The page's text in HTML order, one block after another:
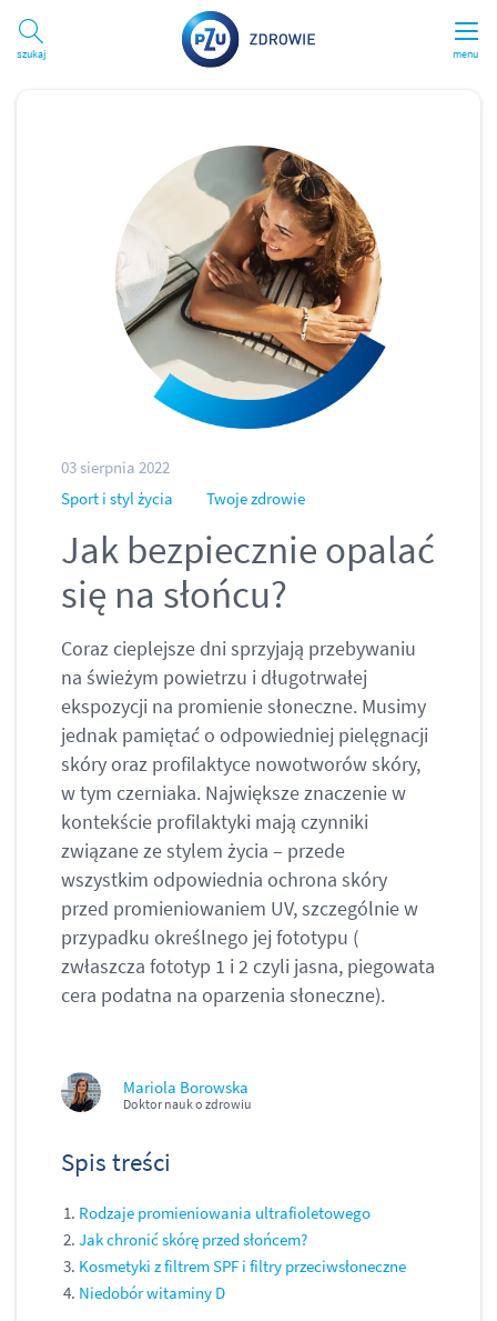
menu
Szukaj
03 sierpnia 2022
Sport i styl życia
Twoje zdrowie
Jak bezpiecznie opalać
się na słońcu?
Mariola Borowska
Doktor nauk o zdrowiu
Coraz cieplejsze dni sprzyjają przebywaniu
na świeżym powietrzu i długotrwałej
ekspozycji na promienie słoneczne. Musimy
jednak pamiętać o odpowiedniej pielęgnacji
skóry oraz profilaktyce nowotworów skóry,
w tym czerniaka. Największe znaczenie w
kontekście profilaktyki mają czynniki
związane ze stylem życia – przede
wszystkim odpowiednia ochrona skóry
przed promieniowaniem UV, szczególnie w
przypadku określnego jej fototypu (
zwłaszcza fototyp 1 i 2 czyli jasna, piegowata
cera podatna na oparzenia słoneczne).
Spis treści
Rodzaje promieniowania ultrafioletowego
Jak chronić skórę przed słońcem?
Kosmetyki z filtrem SPF i filtry przeciwsłoneczne
Niedobór witaminy D